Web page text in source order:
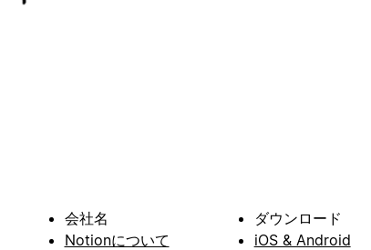
会社名
Notionについて
ダウンロード
iOS & Android